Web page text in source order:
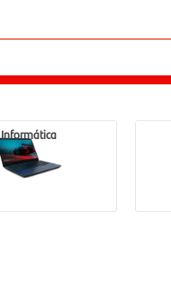
Informática